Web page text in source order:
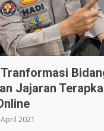
Jajaran
2021